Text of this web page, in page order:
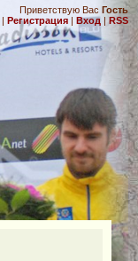
Приветствую Вас Гость
| Регистрация | Вход | RSS